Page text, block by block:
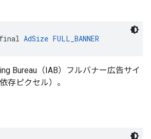
AdSize FULL_BANNER
Bureau（IAB）フルバナー広告サイ
存ピクセル）。